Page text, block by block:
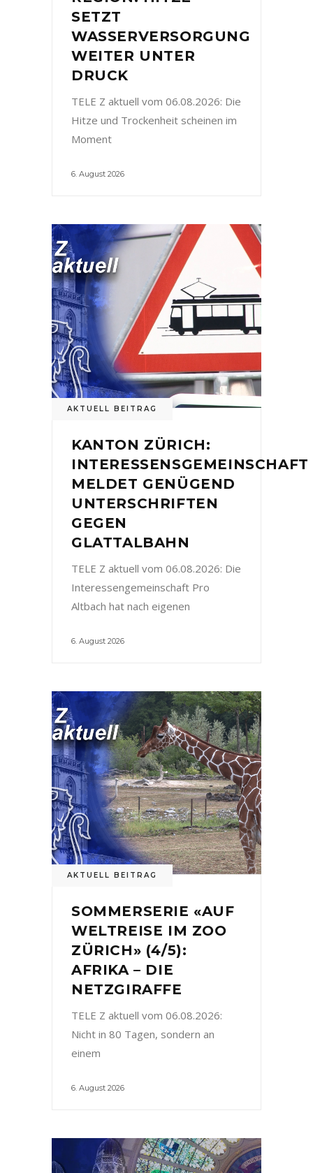
SETZT
WASSERVERSORGUNG
WEITER UNTER
DRUCK
TELE Z aktuell vom 06.08.2026: Die
Hitze und Trockenheit scheinen im
Moment
6. August 2026
AKTUELL BEITRAG
KANTON ZÜRICH:
INTERESSENSGEMEINSCHAFT
MELDET GENÜGEND
UNTERSCHRIFTEN
GEGEN
GLATTALBAHN
TELE Z aktuell vom 06.08.2026: Die
Interessengemeinschaft Pro
Altbach hat nach eigenen
6. August 2026
AKTUELL BEITRAG
SOMMERSERIE «AUF
WELTREISE IM ZOO
ZÜRICH» (4/5):
AFRIKA – DIE
NETZGIRAFFE
TELE Z aktuell vom 06.08.2026:
Nicht in 80 Tagen, sondern an
einem
6. August 2026